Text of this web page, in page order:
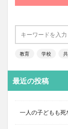
教育 学校
最近の投稿
一人の子どもも死